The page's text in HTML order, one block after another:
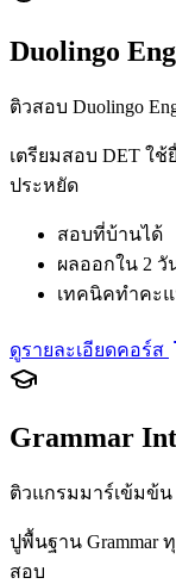
Duolingo
ติวสอบ Duolingo
เตรียมสอบ DET ใช้
ประหยัด
สอบที่บ้านได้
ผลออกใน 2 วั
เทคนิคทำคะแ
ดูรายละเอียดคอร์ส
Grammar
ติวแกรมมาร์เข้มข้น
ปูพื้นฐาน Grammar
สอบ